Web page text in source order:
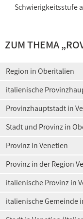
Schwierigkeitsstufe
ZUM THEMA
Region in Oberitalien
italienische
Provinzhauptstadt in
Stadt und Provinz in
Provinz in Venetien
Provinz in der Region
italienische Provinz in
italienische Gemeinde